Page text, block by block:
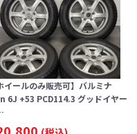
イールのみ販売可】バルミナ
6J +53 PCD114.3 グッドイヤー